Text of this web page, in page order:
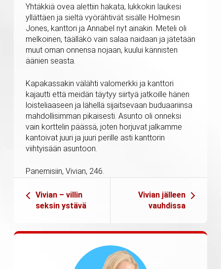
Yhtäkkiä ovea alettiin hakata, lukkokin laukesi
yllättäen ja sieltä vyörähtivät sisälle Holmesin
Jones, kanttori ja Annabel nyt ainakin. Meteli oli
melkoinen, täälläkö vain salaa naidaan ja jätetään
muut oman onnensa nojaan, kuului kännisten
äänien seasta.
Kapakassakin välähti valomerkki ja kanttori
kajautti että meidän täytyy siirtyä jatkoille hänen
loisteliaaseen ja lähellä sijaitsevaan buduaariinsa
mahdollisimman pikaisesti. Asunto oli onneksi
vain korttelin päässä, joten horjuvat jalkamme
kantoivat juuri ja juuri perille asti kanttorin
viihtyisään asuntoon.
Panemisiin, Vivian, 246.
Vivian – villin
seksin ystävä
Vivian jälleen
vauhdissa